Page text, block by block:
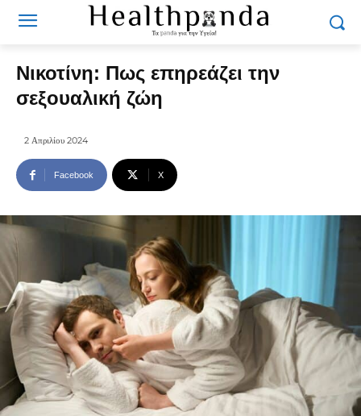
Νικοτίνη: Πως επηρεάζει την
σεξουαλική ζώη
2 Απριλίου 2024
Facebook X